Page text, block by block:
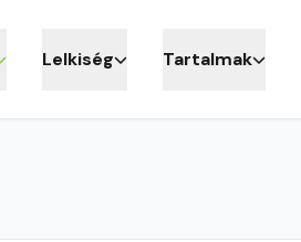
Lelkiség Tartalmak